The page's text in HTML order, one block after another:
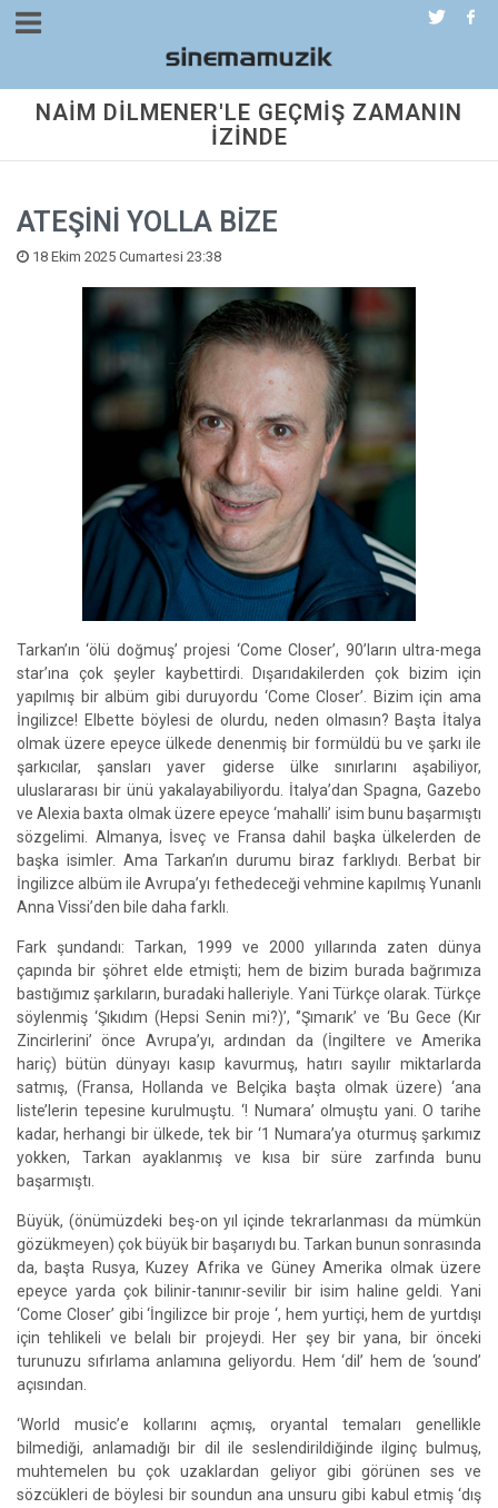
NAİM DİLMENER'LE GEÇMİŞ ZAMANIN
İZİNDE
ATEŞİNİ YOLLA BİZE
18 Ekim 2025 Cumartesi 23:38
Tarkan’ın ‘ölü doğmuş’ projesi ‘Come Closer’, 90’ların ultra-mega
star’ına çok şeyler kaybettirdi. Dışarıdakilerden çok bizim için
yapılmış bir albüm gibi duruyordu ‘Come Closer’. Bizim için ama
İngilizce! Elbette böylesi de olurdu, neden olmasın? Başta İtalya
olmak üzere epeyce ülkede denenmiş bir formüldü bu ve şarkı ile
şarkıcılar, şansları yaver giderse ülke sınırlarını aşabiliyor,
uluslararası bir ünü yakalayabiliyordu. İtalya’dan Spagna, Gazebo
ve Alexia baxta olmak üzere epeyce ‘mahalli’ isim bunu başarmıştı
sözgelimi. Almanya, İsveç ve Fransa dahil başka ülkelerden de
başka isimler. Ama Tarkan’ın durumu biraz farklıydı. Berbat bir
İngilizce albüm ile Avrupa’yı fethedeceği vehmine kapılmış Yunanlı
Anna Vissi’den bile daha farklı.
Fark şundandı: Tarkan, 1999 ve 2000 yıllarında zaten dünya
çapında bir şöhret elde etmişti; hem de bizim burada bağrımıza
bastığımız şarkıların, buradaki halleriyle. Yani Türkçe olarak. Türkçe
söylenmiş ‘Şıkıdım (Hepsi Senin mi?)’, ‘’Şımarık’ ve ‘Bu Gece (Kır
Zincirlerini’ önce Avrupa’yı, ardından da (İngiltere ve Amerika
hariç) bütün dünyayı kasıp kavurmuş, hatırı sayılır miktarlarda
satmış, (Fransa, Hollanda ve Belçika başta olmak üzere) ‘ana
liste’lerin tepesine kurulmuştu. ‘! Numara’ olmuştu yani. O tarihe
kadar, herhangi bir ülkede, tek bir ‘1 Numara’ya oturmuş şarkımız
yokken, Tarkan ayaklanmış ve kısa bir süre zarfında bunu
başarmıştı.
Büyük, (önümüzdeki beş-on yıl içinde tekrarlanması da mümkün
gözükmeyen) çok büyük bir başarıydı bu. Tarkan bunun sonrasında
da, başta Rusya, Kuzey Afrika ve Güney Amerika olmak üzere
epeyce yarda çok bilinir-tanınır-sevilir bir isim haline geldi. Yani
‘Come Closer’ gibi ‘İngilizce bir proje ‘, hem yurtiçi, hem de yurtdışı
için tehlikeli ve belalı bir projeydi. Her şey bir yana, bir önceki
turunuzu sıfırlama anlamına geliyordu. Hem ‘dil’ hem de ‘sound’
açısından.
‘World music’e kollarını açmış, oryantal temaları genellikle
bilmediği, anlamadığı bir dil ile seslendirildiğinde ilginç bulmuş,
muhtemelen bu çok uzaklardan geliyor gibi görünen ses ve
sözcükleri de böylesi bir soundun ana unsuru gibi kabul etmiş ‘dış